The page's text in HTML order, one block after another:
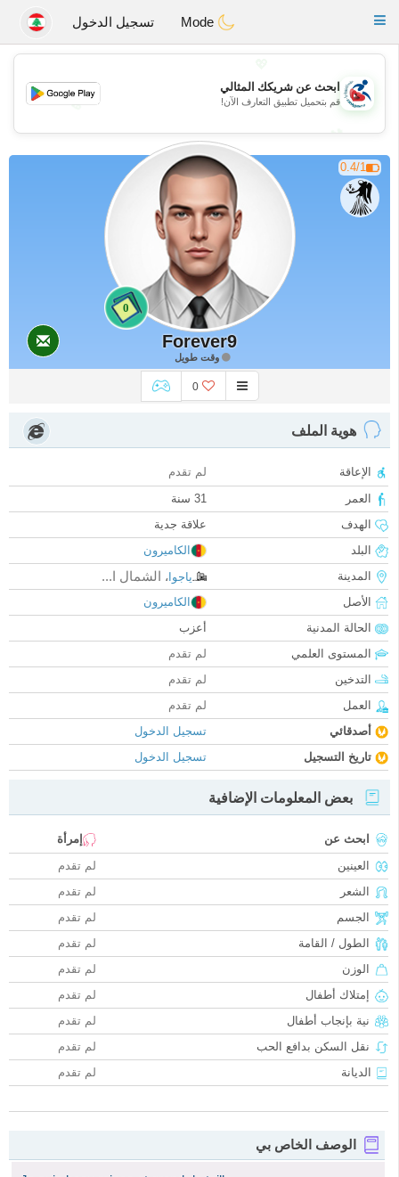
Handi Space
Toggle
تسجيل الدخول
💖
💕
💕
ابحث عن شريكك المثالي
قم بتحميل تطبيق التعارف الآن!
0.4/1
0
Forever9
وقت طويل
0
هوية الملف
الإعاقة
لم تقدم
العمر
31 سنة
الهدف
علاقة جدية
البلد
الكاميرون
المدينة
ياجوا ، الشمال ا...
الأصل
الكاميرون
الحالة المدنية
أعزب
المستوى العلمي
لم تقدم
التدخين
لم تقدم
العمل
لم تقدم
أصدقائي
تسجيل الدخول
تاريخ التسجيل
تسجيل الدخول
بعض المعلومات الإضافية
ابحث عن
إمرأة
العينين
لم تقدم
الشعر
لم تقدم
الجسم
لم تقدم
الطول / القامة
لم تقدم
الوزن
لم تقدم
إمتلاك أطفال
لم تقدم
نية بإنجاب أطفال
لم تقدم
نقل السكن بدافع الحب
لم تقدم
الديانة
لم تقدم
الوصف الخاص بي